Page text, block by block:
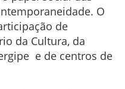
O
de
da Cultura, da
e de centros de